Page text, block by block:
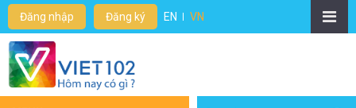
Đăng nhập Đăng ký EN VN